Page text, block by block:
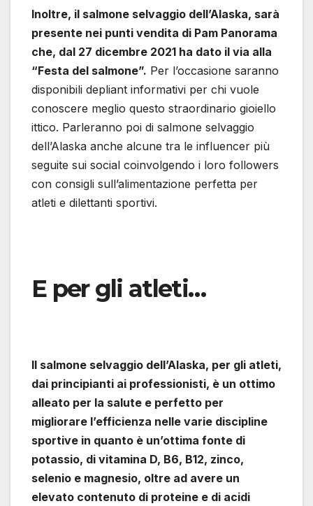
Inoltre, il salmone selvaggio dell’Alaska, sarà
presente nei punti vendita di Pam Panorama
che, dal 27 dicembre 2021 ha dato il via alla
“Festa del salmone”. Per l’occasione saranno
disponibili depliant informativi per chi vuole
conoscere meglio questo straordinario gioiello
ittico. Parleranno poi di salmone selvaggio
dell’Alaska anche alcune tra le influencer più
seguite sui social coinvolgendo i loro followers
con consigli sull’alimentazione perfetta per
atleti e dilettanti sportivi.
E per gli atleti…
Il salmone selvaggio dell’Alaska, per gli atleti,
dai principianti ai professionisti, è un ottimo
alleato per la salute e perfetto per
migliorare l’efficienza nelle varie discipline
sportive in quanto è un’ottima fonte di
potassio, di vitamina D, B6, B12, zinco,
selenio e magnesio, oltre ad avere un
elevato contenuto di proteine e di acidi